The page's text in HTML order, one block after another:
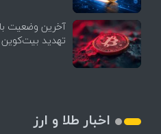
آخرین وضعیت
تهدید
اخبار طلا و ارز